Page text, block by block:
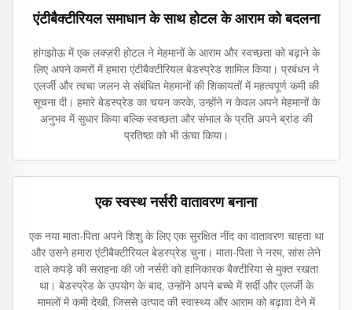
एंटीबैक्टीरियल समाधान के साथ होटल के आराम को बदलना
हांगझोऊ में एक लक्ज़री होटल ने मेहमानों के आराम और स्वच्छता को बढ़ाने के
लिए अपने कमरों में हमारा एंटीबैक्टीरियल बेडस्प्रेड शामिल किया। प्रबंधन ने
एलर्जी और त्वचा जलन से संबंधित मेहमानों की शिकायतों में महत्वपूर्ण कमी की
सूचना दी। हमारे बेडस्प्रेड का चयन करके, उन्होंने न केवल अपने मेहमानों के
अनुभव में सुधार किया बल्कि स्वच्छता और संभाल के प्रति अपने ब्रांड की
प्रतिष्ठा को भी ऊंचा किया।
एक स्वस्थ नर्सरी वातावरण बनाना
एक नया माता-पिता अपने शिशु के लिए एक सुरक्षित नींद का वातावरण चाहता था
और उसने हमारा एंटीबैक्टीरियल बेडस्प्रेड चुना। माता-पिता ने नरम, सांस लेने
वाले कपड़े की सराहना की जो नर्सरी को हानिकारक बैक्टीरिया से मुक्त रखता
था। बेडस्प्रेड के उपयोग के बाद, उन्होंने अपने बच्चे में सर्दी और एलर्जी के
मामलों में कमी देखी, जिससे उत्पाद की स्वास्थ्य और आराम को बढ़ावा देने में